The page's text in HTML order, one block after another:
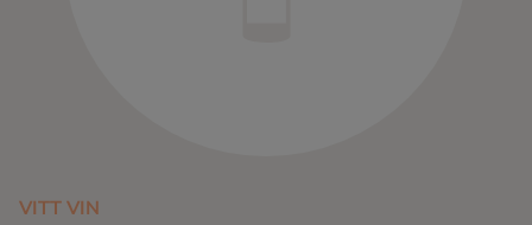
Konjak
VITT VIN